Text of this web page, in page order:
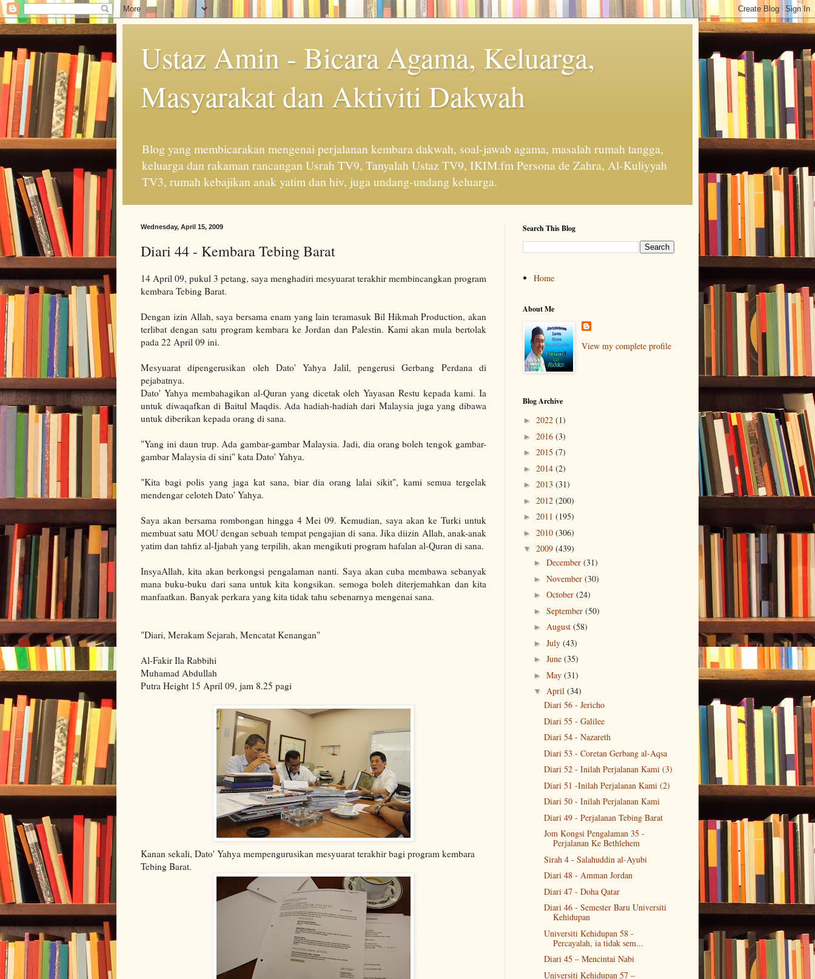
Ustaz Amin - Bicara Agama, Keluarga,
Masyarakat dan Aktiviti Dakwah
Blog yang membicarakan mengenai perjalanan kembara dakwah, soal-jawab agama, masalah rumah tangga,
keluarga dan rakaman rancangan Usrah TV9, Tanyalah Ustaz TV9, IKIM.fm Persona de Zahra, Al-Kuliyyah
TV3, rumah kebajikan anak yatim dan hiv, juga undang-undang keluarga.
Wednesday, April 15, 2009
Diari 44 - Kembara Tebing Barat
14 April 09, pukul 3 petang, saya menghadiri mesyuarat terakhir membincangkan program
kembara Tebing Barat.
Dengan izin Allah, saya bersama enam yang lain teramasuk Bil Hikmah Production, akan
terlibat dengan satu program kembara ke Jordan dan Palestin. Kami akan mula bertolak
pada 22 April 09 ini.
Mesyuarat dipengerusikan oleh Dato' Yahya Jalil, pengerusi Gerbang Perdana di
pejabatnya.
Dato' Yahya membahagikan al-Quran yang dicetak oleh Yayasan Restu kepada kami. Ia
untuk diwaqafkan di Baitul Maqdis. Ada hadiah-hadiah dari Malaysia juga yang dibawa
untuk diberikan kepada orang di sana.
"Yang ini daun trup. Ada gambar-gambar Malaysia. Jadi, dia orang boleh tengok gambar-
gambar Malaysia di sini" kata Dato' Yahya.
"Kita bagi polis yang jaga kat sana, biar dia orang lalai sikit", kami semua tergelak
mendengar celoteh Dato' Yahya.
Saya akan bersama rombongan hingga 4 Mei 09. Kemudian, saya akan ke Turki untuk
membuat satu MOU dengan sebuah tempat pengajian di sana. Jika diizin Allah, anak-anak
yatim dan tahfiz al-Ijabah yang terpilih, akan mengikuti program hafalan al-Quran di sana.
InsyaAllah, kita akan berkongsi pengalaman nanti. Saya akan cuba membawa sebanyak
mana buku-buku dari sana untuk kita kongsikan. semoga boleh diterjemahkan dan kita
manfaatkan. Banyak perkara yang kita tidak tahu sebenarnya mengenai sana.
"Diari, Merakam Sejarah, Mencatat Kenangan"
Al-Fakir Ila Rabbihi
Muhamad Abdullah
Putra Height 15 April 09, jam 8.25 pagi
Kanan sekali, Dato' Yahya mempengurusikan mesyuarat terakhir bagi program kembara
Tebing Barat.
Search This Blog
Home
About Me
View my complete profile
Blog Archive
► 2022 (1)
► 2016 (3)
► 2015 (7)
► 2014 (2)
► 2013 (31)
► 2012 (200)
► 2011 (195)
► 2010 (306)
▼ 2009 (439)
► December (31)
► November (30)
► October (24)
► September (50)
► August (58)
► July (43)
► June (35)
► May (31)
▼ April (34)
Diari 56 - Jericho
Diari 55 - Galilee
Diari 54 - Nazareth
Diari 53 - Coretan Gerbang al-Aqsa
Diari 52 - Inilah Perjalanan Kami (3)
Diari 51 -Inilah Perjalanan Kami (2)
Diari 50 - Inilah Perjalanan Kami
Diari 49 - Perjalanan Tebing Barat
Jom Kongsi Pengalaman 35 -
Perjalanan Ke Bethlehem
Sirah 4 - Salahuddin al-Ayubi
Diari 48 - Amman Jordan
Diari 47 - Doha Qatar
Diari 46 - Semester Baru Universiti
Kehidupan
Universiti Kehidupan 58 -
Percayalah, ia tidak sem...
Diari 45 – Mencintai Nabi
Universiti Kehidupan 57 –